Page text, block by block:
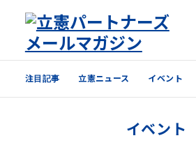
注目記事 立憲ニュース イベント
イベント